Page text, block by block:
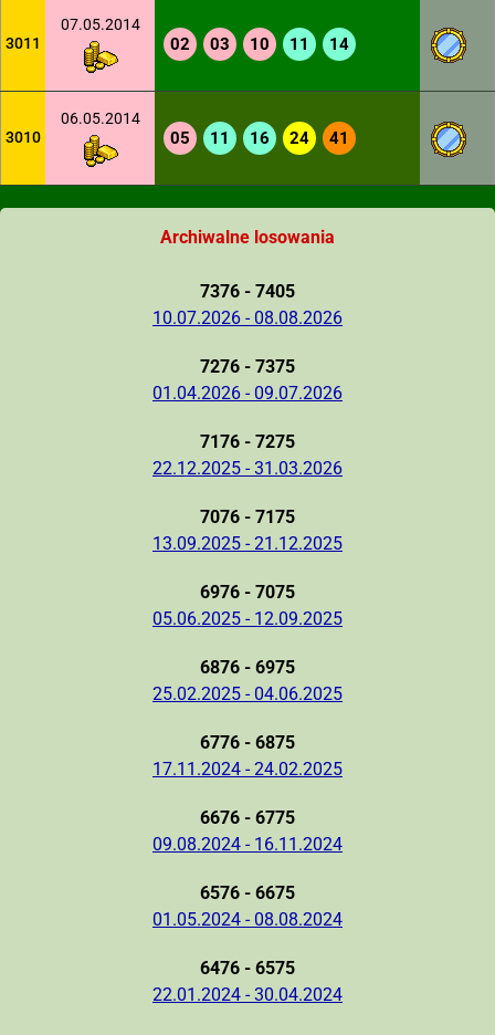
3011
07.05.2014
02 03 10 11 14
3010
06.05.2014
05 11 16 24 41
Archiwalne losowania
7376 - 7405
10.07.2026 - 08.08.2026
7276 - 7375
01.04.2026 - 09.07.2026
7176 - 7275
22.12.2025 - 31.03.2026
7076 - 7175
13.09.2025 - 21.12.2025
6976 - 7075
05.06.2025 - 12.09.2025
6876 - 6975
25.02.2025 - 04.06.2025
6776 - 6875
17.11.2024 - 24.02.2025
6676 - 6775
09.08.2024 - 16.11.2024
6576 - 6675
01.05.2024 - 08.08.2024
6476 - 6575
22.01.2024 - 30.04.2024